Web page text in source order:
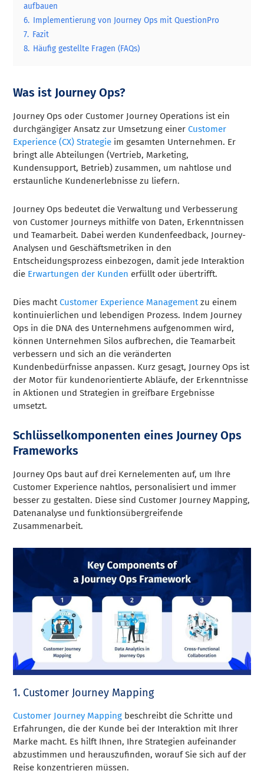
aufbauen
6. Implementierung von Journey Ops mit QuestionPro
7. Fazit
8. Häufig gestellte Fragen (FAQs)
Was ist Journey Ops?
Journey Ops oder Customer Journey Operations ist ein
durchgängiger Ansatz zur Umsetzung einerCustomer
Experience (CX) Strategie im gesamten Unternehmen. Er
bringt alle Abteilungen (Vertrieb, Marketing,
Kundensupport, Betrieb) zusammen, um nahtlose und
erstaunliche Kundenerlebnisse zu liefern.
Journey Ops bedeutet die Verwaltung und Verbesserung
von Customer Journeys mithilfe von Daten, Erkenntnissen
und Teamarbeit. Dabei werden Kundenfeedback, Journey-
Analysen und Geschäftsmetriken in den
Entscheidungsprozess einbezogen, damit jede Interaktion
die Erwartungen der Kunden erfüllt oder übertrifft.
Dies machtCustomer Experience Managementzu einem
kontinuierlichen und lebendigen Prozess. Indem Journey
Ops in die DNA des Unternehmens aufgenommen wird,
können Unternehmen Silos aufbrechen, die Teamarbeit
verbessern und sich an die veränderten
Kundenbedürfnisse anpassen. Kurz gesagt, Journey Ops ist
der Motor für kundenorientierte Abläufe, der Erkenntnisse
in Aktionen und Strategien in greifbare Ergebnisse
umsetzt.
Schlüsselkomponenten eines Journey Ops
Frameworks
Journey Ops baut auf drei Kernelementen auf, um Ihre
Customer Experience nahtlos, personalisiert und immer
besser zu gestalten. Diese sind Customer Journey Mapping,
Datenanalyse und funktionsübergreifende
Zusammenarbeit.
1. Customer Journey Mapping
Customer Journey Mapping beschreibt die Schritte und
Erfahrungen, die der Kunde bei der Interaktion mit Ihrer
Marke macht. Es hilft Ihnen, Ihre Strategien aufeinander
abzustimmen und herauszufinden, worauf Sie sich auf der
Reise konzentrieren müssen.